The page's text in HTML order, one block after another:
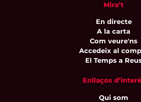
Mira’t
En directe
A la carta
Com veure'ns
Accedeix al
El Temps a
Enllaços
Qui som